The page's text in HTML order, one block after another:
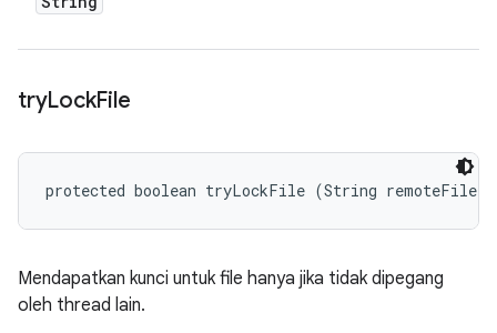
tryLockFile
protected boolean tryLockFile (String
Mendapatkan kunci untuk file hanya jika tidak dipegang
oleh thread lain.